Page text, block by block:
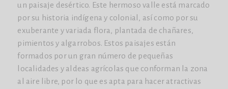
un paisaje desértico. Este hermoso valle está marcado
por su historia indígena y colonial, así como por su
exuberante y variada flora, plantada de chañares,
pimientos y algarrobos. Estos paisajes están
formados por un gran número de pequeñas
localidades y aldeas agrícolas que conforman la zona
al aire libre, por lo que es apta para hacer atractivas